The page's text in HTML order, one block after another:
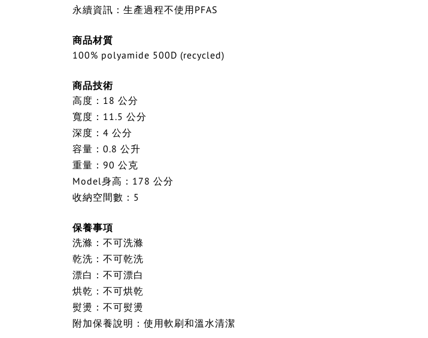
永續資訊：生產過程不使用PFAS
商品材質
100% polyamide 500D (recycled)
商品技術
高度：18 公分
寬度：11.5 公分
深度：4 公分
容量：0.8 公升
重量：90 公克
Model身高：178 公分
收納空間數：5
保養事項
洗滌：不可洗滌
乾洗：不可乾洗
漂白：不可漂白
烘乾：不可烘乾
熨燙：不可熨燙
附加保養說明：使用軟刷和溫水清潔